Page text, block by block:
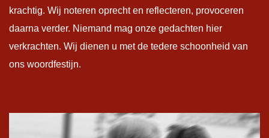
krachtig. Wij noteren oprecht en reflecteren, provoceren
daarna verder. Niemand mag onze gedachten hier
verkrachten. Wij dienen u met de tedere schoonheid van
ons woordfestijn.